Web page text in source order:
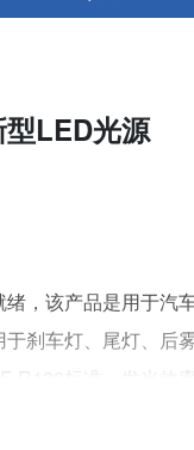
LED光源
，该产品是用于汽
刹车灯、尾灯、后
R128标准，发光效率